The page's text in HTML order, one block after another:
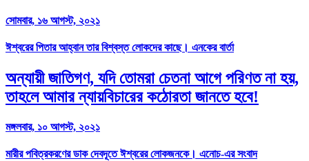
সোমবার, ১৬ আগস্ট, ২০২১
ঈশ্বরের পিতার আহ্বান তার বিশ্বস্ত লোকদের কাছে। এনকের বার্তা
অন্যায়ী জাতিগণ, যদি তোমরা চেতনা আগে পরিণত না হয়,
তাহলে আমার ন্যায়বিচারের কঠোরতা জানতে হবে!
মঙ্গলবার, ১০ আগস্ট, ২০২১
মারীর পবিত্রকরণের ডাক দেবদূতে ঈশ্বরের লোকজনকে। এনোচ-এর সংবাদ